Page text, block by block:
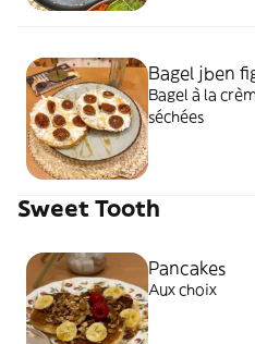
Bagel jben
Bagel à la
séchées
Sweet Tooth
Pancakes
Aux choix